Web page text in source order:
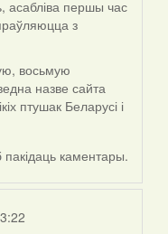
асабліва першы час
з
восьмую
назве сайта
птушак Беларусі і
пакідаць каментары.